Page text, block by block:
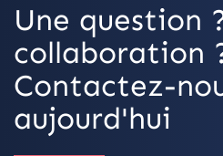
Une question
collaboration
Contactez-
aujourd'hui